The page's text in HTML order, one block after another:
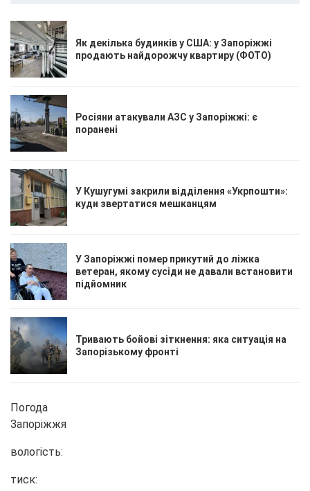
Як декілька будинків у США: у Запоріжжі
продають найдорожчу квартиру (ФОТО)
Росіяни атакували АЗС у Запоріжжі: є
поранені
У Кушугумі закрили відділення «Укрпошти»:
куди звертатися мешканцям
У Запоріжжі помер прикутий до ліжка
ветеран, якому сусіди не давали встановити
підйомник
Тривають бойові зіткнення: яка ситуація на
Запорізькому фронті
Погода
Запоріжжя
вологість:
тиск: